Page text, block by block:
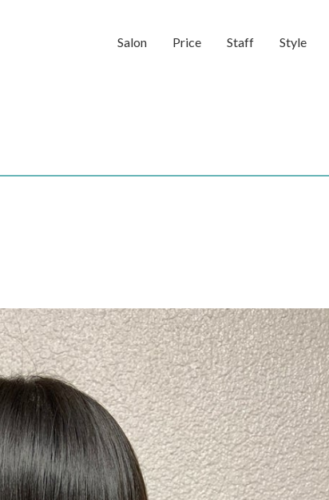
Salon Price Staff Style